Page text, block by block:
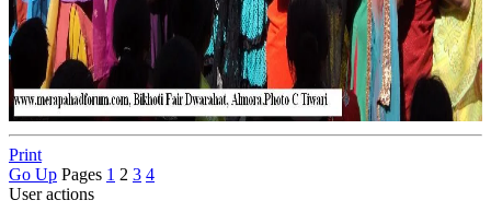
Print
Go Up Pages 1 2 3 4
User actions